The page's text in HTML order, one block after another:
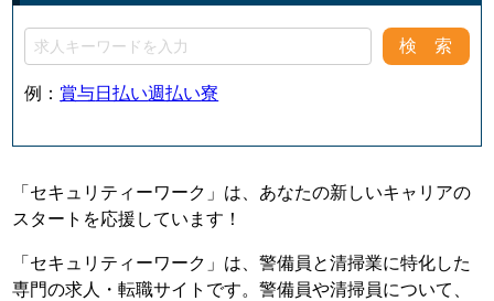
例： 賞与日払い週払い寮
「セキュリティーワーク」は、あなたの新しいキャリアの
スタートを応援しています！
「セキュリティーワーク」は、警備員と清掃業に特化した
専門の求人・転職サイトです。警備員や清掃員について、